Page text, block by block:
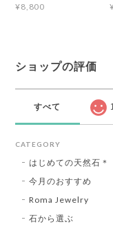
¥8,800
ショップの評価
すべて
CATEGORY
はじめての天然石＊
今月のおすすめ
Roma Jewelry
石から選ぶ